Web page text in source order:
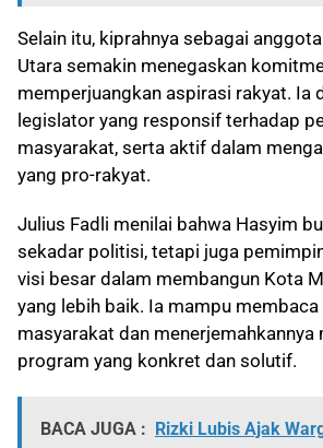
Selain itu, kiprahnya sebagai
Utara semakin menegaskan
memperjuangkan aspirasi rakyat. Ia
legislator yang responsif terhadap
masyarakat, serta aktif dalam
yang pro-rakyat.
Julius Fadli menilai bahwa Hasyim
sekadar politisi, tetapi juga
visi besar dalam membangun Kota
yang lebih baik. Ia mampu
masyarakat dan
program yang konkret dan solutif.
BACA JUGA : Rizki Lubis Ajak